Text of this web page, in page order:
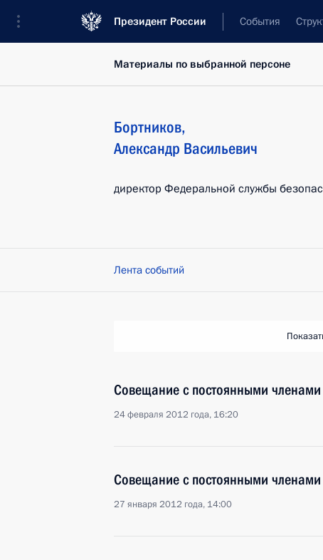
Президент России События
Материалы по выбранной персоне
Бортников,
Александр Васильевич
директор Федеральной службы
Лента событий
Совещание с постоянными членами
24 февраля 2012 года, 16:20
Совещание с постоянными членами
27 января 2012 года, 14:00